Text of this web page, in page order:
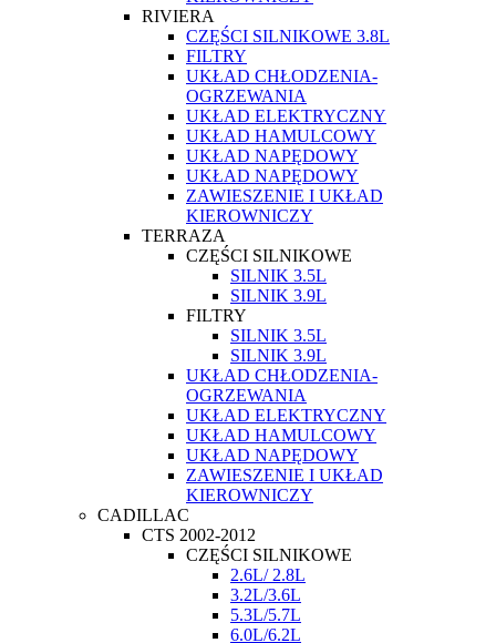
RIVIERA
CZĘŚCI SILNIKOWE 3.8L
FILTRY
UKŁAD CHŁODZENIA-
OGRZEWANIA
UKŁAD ELEKTRYCZNY
UKŁAD HAMULCOWY
UKŁAD NAPĘDOWY
UKŁAD NAPĘDOWY
ZAWIESZENIE I UKŁAD
KIEROWNICZY
TERRAZA
CZĘŚCI SILNIKOWE
SILNIK 3.5L
SILNIK 3.9L
FILTRY
SILNIK 3.5L
SILNIK 3.9L
UKŁAD CHŁODZENIA-
OGRZEWANIA
UKŁAD ELEKTRYCZNY
UKŁAD HAMULCOWY
UKŁAD NAPĘDOWY
ZAWIESZENIE I UKŁAD
KIEROWNICZY
CADILLAC
CTS 2002-2012
CZĘŚCI SILNIKOWE
2.6L/ 2.8L
3.2L/3.6L
5.3L/5.7L
6.0L/6.2L